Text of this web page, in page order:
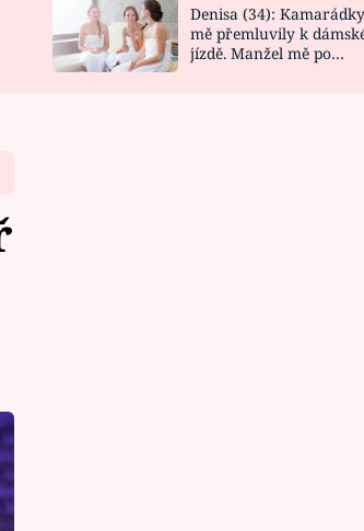
DESIGN
Denisa (34): Kamarádky
mě přemluvily k
jízdě. Manžel mě po